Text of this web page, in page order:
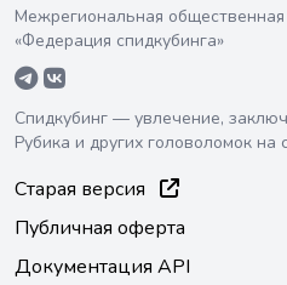
Межрегиональная общественная
«Федерация спидкубинга»
Спидкубинг — увлечение,
Рубика и других головоломок на
Старая версия
Публичная оферта
Документация API